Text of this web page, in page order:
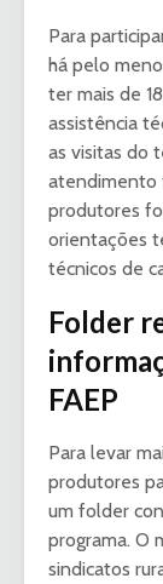
Para
há pelo
ter mais de
assistência
as visitas do
atendimento
produtores
orientações
técnicos de
Folder
FAEP
Para levar
produtores
um folder
programa. O
sindicatos